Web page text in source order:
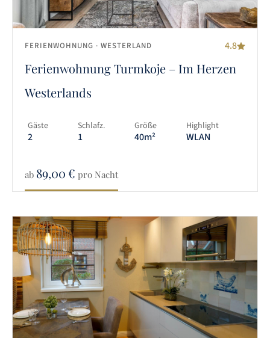
FERIENWOHNUNG · WESTERLAND 4.8
Ferienwohnung Turmkoje – Im Herzen
Westerlands
Gäste
2
Schlafz.
1
Größe
40m²
Highlight
WLAN
ab 89,00€ pro Nacht